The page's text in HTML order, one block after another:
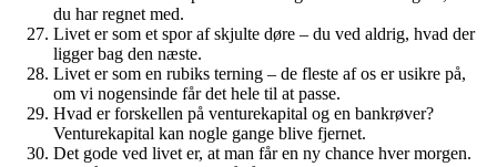
du har regnet med.
Livet er som et spor af skjulte døre – du ved aldrig, hvad der
ligger bag den næste.
Livet er som en rubiks terning – de fleste af os er usikre på,
om vi nogensinde får det hele til at passe.
Hvad er forskellen på venturekapital og en bankrøver?
Venturekapital kan nogle gange blive fjernet.
Det gode ved livet er, at man får en ny chance hver morgen.